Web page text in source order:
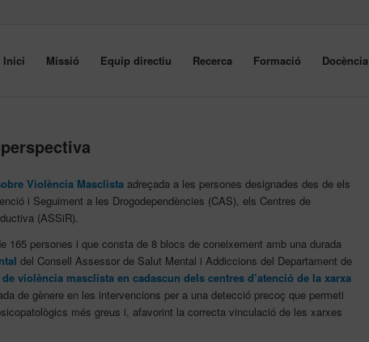
Inici Missió Equip directiu Recerca Formació Docència
Violència Masclista adreçada a les persones designades des de els
i Seguiment a les Drogodependències (CAS), els Centres de
(ASSiR).
persones i que consta de 8 blocs de coneixement amb una durada
del Consell Assessor de Salut Mental i Addiccions del Departament de
violència masclista en cadascun dels centres d’atenció de la xarxa
de gènere en les intervencions per a una detecció precoç que permeti
més greus i, afavorint la correcta vinculació de les xarxes